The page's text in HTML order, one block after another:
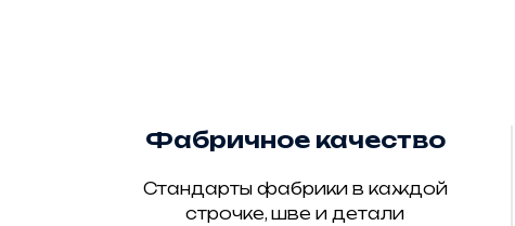
Фабричное качество
Стандарты фабрики в каждой
строчке, шве и детали